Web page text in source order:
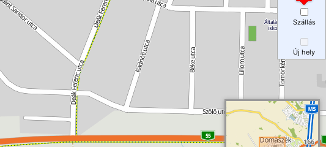
Szállás
Új hely